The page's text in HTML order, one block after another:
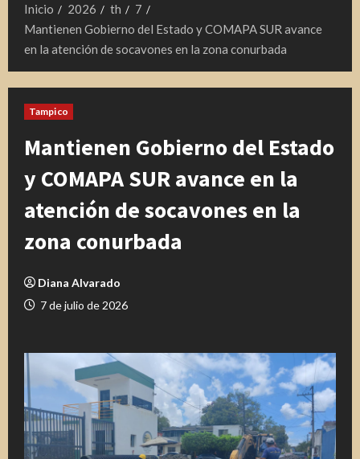
Inicio
2026 th
7
Mantienen Gobierno del Estado y COMAPA SUR avance
en la atención de socavones en la zona conurbada
Tampico
Mantienen Gobierno del Estado
y COMAPA SUR avance en la
atención de socavones en la
zona conurbada
Diana Alvarado
7 de julio de 2026